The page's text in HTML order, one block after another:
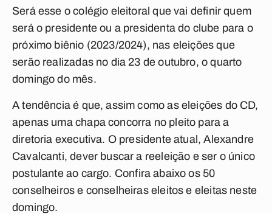
Será esse o colégio eleitoral que vai definir quem
será o presidente ou a presidenta do clube para o
próximo biênio (2023/2024), nas eleições que
serão realizadas no dia 23 de outubro, o quarto
domingo do mês.
A tendência é que, assim como as eleições do CD,
apenas uma chapa concorra no pleito para a
diretoria executiva. O presidente atual, Alexandre
Cavalcanti, dever buscar a reeleição e ser o único
postulante ao cargo. Confira abaixo os 50
conselheiros e conselheiras eleitos e eleitas neste
domingo.